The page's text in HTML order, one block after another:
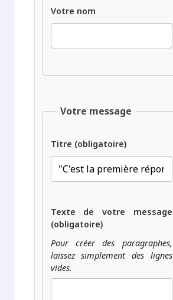
Votre nom
Votre message
Titre (obligatoire)
Texte de votre message
(obligatoire)
Pour créer des paragraphes,
laissez simplement des lignes
vides.